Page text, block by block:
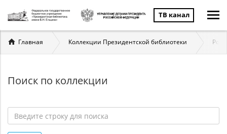
ТВ канал
Вы
здесь
Главная Коллекции Президентской библиотеки
Поиск по коллекции